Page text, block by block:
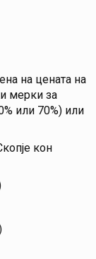
на цената на
мерки за
или 70%) или
кон